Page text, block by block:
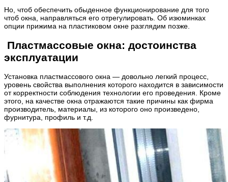
Но, чтоб обеспечить обыденное функционирование для того
чтоб окна, направляться его отрегулировать. Об изюминках
опции прижима на пластиковом окне разглядим позже.
Пластмассовые окна: достоинства
эксплуатации
Установка пластмассового окна — довольно легкий процесс,
уровень свойства выполнения которого находится в зависимости
от корректности соблюдения технологии его проведения. Кроме
этого, на качестве окна отражаются такие причины как фирма
производитель, материалы, из которого оно произведено,
фурнитура, профиль и т.д.